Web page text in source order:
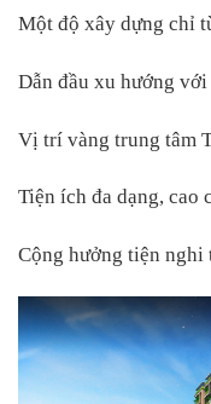
Một độ xây dựng chỉ
Dẫn đầu xu hướng
Vị trí vàng trung tâm
Tiện ích đa dạng, cao
Cộng hưởng tiện nghi